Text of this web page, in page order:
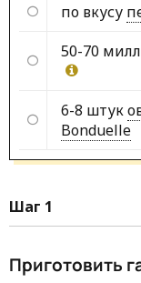
по вкусу
50-70
6-8 штук
Bonduelle
Шаг 1
Приготовить